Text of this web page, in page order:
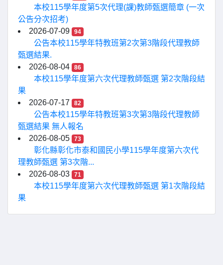
本校115學年度第5次代理(課)教師甄選簡章 (一次
公告分次招考)
2026-07-09
94
公告本校115學年特教班第2次第3階段代理教師
甄選結果.
2026-08-04
86
本校115學年度第六次代理教師甄選 第2次階段結
果
2026-07-17
82
公告本校115學年特教班第3次第3階段代理教師
甄選結果 無人報名
2026-08-05
73
彰化縣彰化市泰和國民小學115學年度第六次代
理教師甄選 第3次階...
2026-08-03
71
本校115學年度第六次代理教師甄選 第1次階段結
果